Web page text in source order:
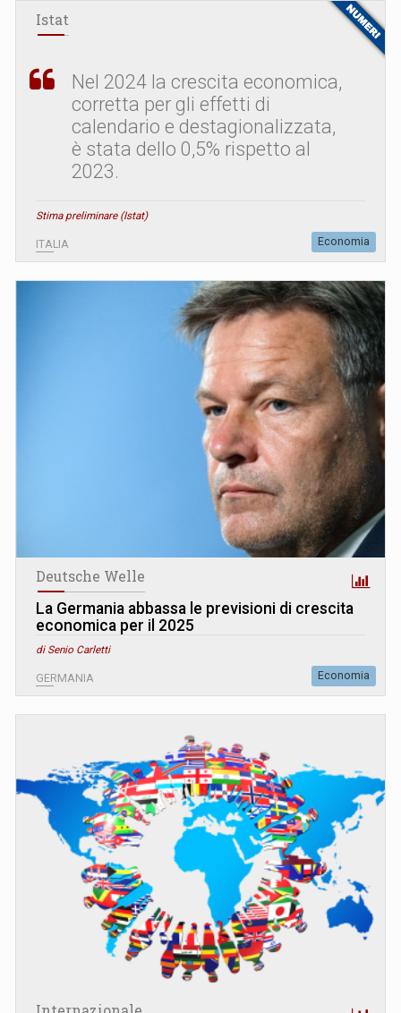
Istat
Nel 2024 la crescita economica,
corretta per gli effetti di
calendario e destagionalizzata,
è stata dello 0,5% rispetto al
2023.
Stima preliminare (Istat)
ITALIA Economia
Deutsche Welle
La Germania abbassa le previsioni di crescita
economica per il 2025
di Senio Carletti
GERMANIA Economia